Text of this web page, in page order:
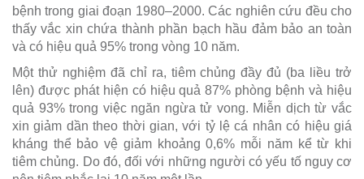
bệnh trong giai đoạn 1980–2000. Các nghiên cứu đều cho
thấy vắc xin chứa thành phần bạch hầu đảm bảo an toàn
và có hiệu quả 95% trong vòng 10 năm.
Một thử nghiệm đã chỉ ra, tiêm chủng đầy đủ (ba liều trở
lên) được phát hiện có hiệu quả 87% phòng bệnh và hiệu
quả 93% trong việc ngăn ngừa tử vong. Miễn dịch từ vắc
xin giảm dần theo thời gian, với tỷ lệ cá nhân có hiệu giá
kháng thể bảo vệ giảm khoảng 0,6% mỗi năm kể từ khi
tiêm chủng. Do đó, đối với những người có yếu tố nguy cơ